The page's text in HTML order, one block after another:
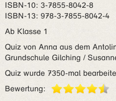
ISBN‑10: 3-7855-8042-8
ISBN‑13: 978-3-7855-8042-4
Ab Klasse 1
Quiz von Anna aus dem
Grundschule Gilching /
Quiz wurde 7350-mal
Bewertung: